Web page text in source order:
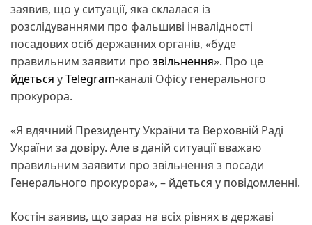
заявив, що у ситуації, яка склалася із
розслідуваннями про фальшиві інвалідності
посадових осіб державних органів, «буде
правильним заявити про звільнення». Про це
йдеться уTelegram-каналі Офісу генерального
прокурора.
«Я вдячний Президенту України та Верховній Раді
України за довіру. Але в даній ситуації вважаю
правильним заявити про звільнення з посади
Генерального прокурора», – йдеться у повідомленні.
Костін заявив, що зараз на всіх рівнях в державі